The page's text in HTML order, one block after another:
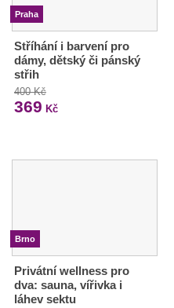
Praha
Stříhání i barvení pro
dámy, dětský či pánský
střih
400 Kč
369 Kč
Brno
Privátní wellness pro
dva: sauna, vířivka i
láhev sektu